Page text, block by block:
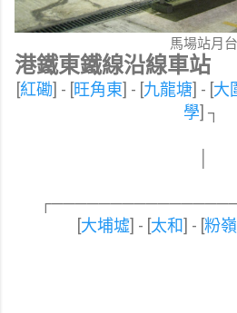
馬場站月台
港鐵東鐵線沿線車站
[紅磡] - [旺角東] - [九龍塘] - [大
學] ┐
└──
┌───────────────
[大埔墟] - [太和] - [粉嶺